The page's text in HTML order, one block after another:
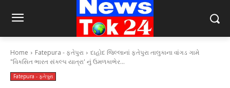
Home Fatepura - ફતેપુરા
દાહોદ જિલ્લાનાં ફતેપુરા તાલુકાના વાંગડ ગામે
"વિકસિત ભારત સંકલ્પ યાત્રા' નું ઉમળકાભેર...
Fatepura - ફતેપુરા